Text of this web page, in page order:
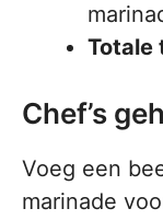
Totale
Chef’s
Voeg een
marinade